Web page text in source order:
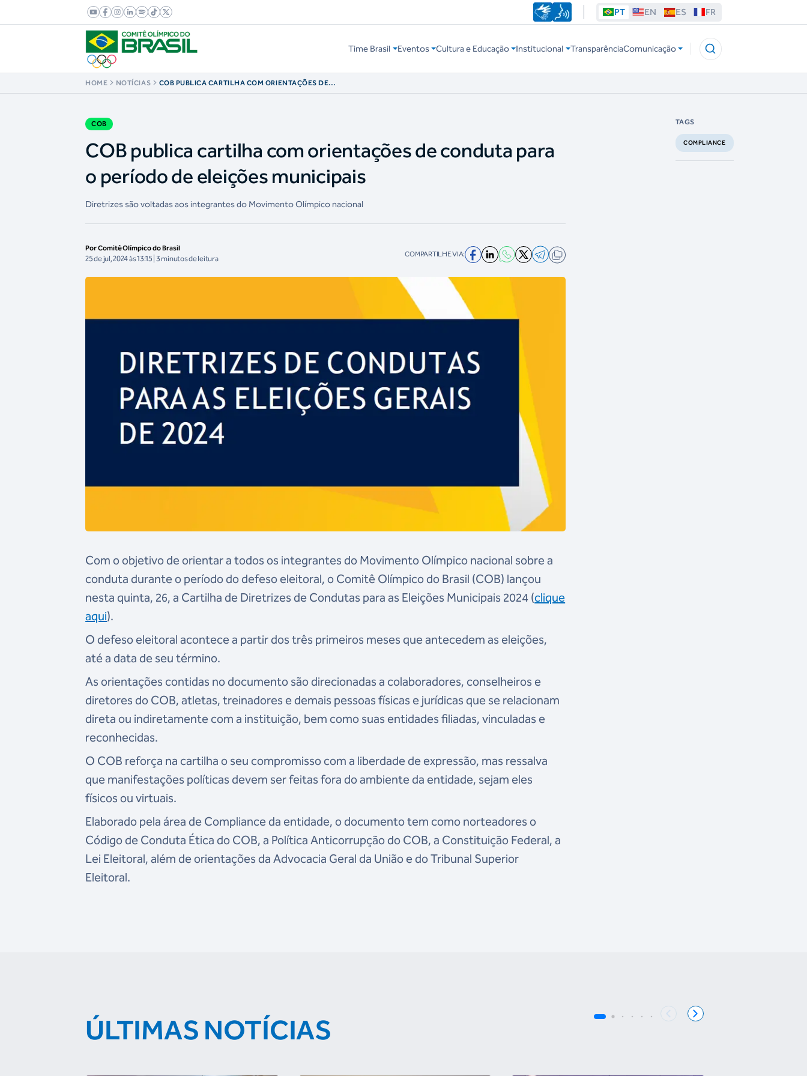
PT EN ES FR
Time Brasil Eventos Cultura e Educação Institucional TransparênciaComunicação
HOME NOTÍCIAS
COB PUBLICA CARTILHA COM ORIENTAÇÕES DE
COB
COB publica cartilha com orientações de conduta para
o período de eleições municipais
Diretrizes são voltadas aos integrantes do Movimento Olímpico nacional
Por Comitê Olímpico do Brasil
25 de jul, 2024 às 13:15 | 3 minutos de leitura COMPARTILHE VIA:
Com o objetivo de orientar a todos os integrantes do Movimento Olímpico nacional sobre a
conduta durante o período do defeso eleitoral, o Comitê Olímpico do Brasil (COB) lançou
nesta quinta, 26, a Cartilha de Diretrizes de Condutas para as Eleições Municipais 2024 (clique
aqui).
O defeso eleitoral acontece a partir dos três primeiros meses que antecedem as eleições,
até a data de seu término.
As orientações contidas no documento são direcionadas a colaboradores, conselheiros e
diretores do COB, atletas, treinadores e demais pessoas físicas e jurídicas que se relacionam
direta ou indiretamente com a instituição, bem como suas entidades filiadas, vinculadas e
reconhecidas.
O COB reforça na cartilha o seu compromisso com a liberdade de expressão, mas ressalva
que manifestações políticas devem ser feitas fora do ambiente da entidade, sejam eles
físicos ou virtuais.
Elaborado pela área de Compliance da entidade, o documento tem como norteadores o
Código de Conduta Ética do COB, a Política Anticorrupção do COB, a Constituição Federal, a
Lei Eleitoral, além de orientações da Advocacia Geral da União e do Tribunal Superior
Eleitoral.
TAGS
COMPLIANCE
ÚLTIMAS NOTÍCIAS